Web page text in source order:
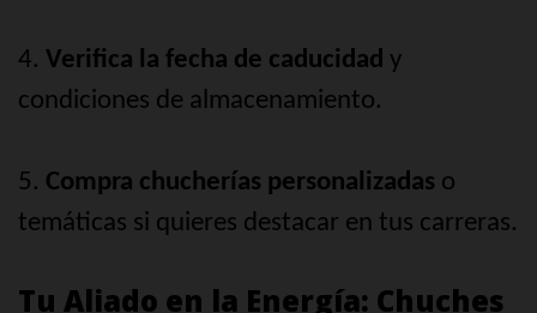
4. Verifica la fecha de caducidad y
condiciones de almacenamiento.
5. Compra chucherías personalizadas o
temáticas si quieres destacar en tus carreras.
Tu Aliado en la Energía: Chuches